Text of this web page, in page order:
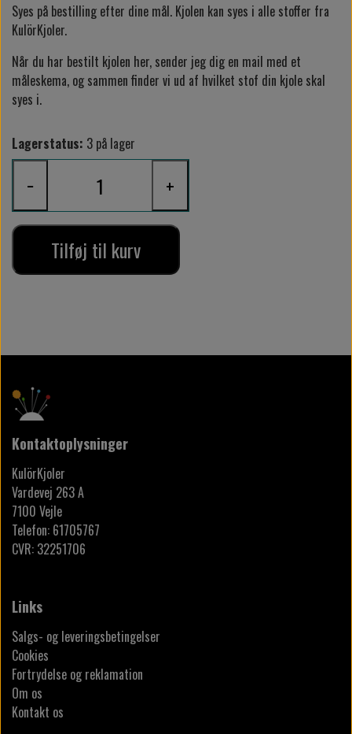
Syes på bestilling efter dine mål. Kjolen kan syes i alle stoffer fra
KulörKjoler.
Når du har bestilt kjolen her, sender jeg dig en mail med et
måleskema, og sammen finder vi ud af hvilket stof din kjole skal
syes i.
Lagerstatus: 3 på lager
− +
Tilføj til kurv
Kontaktoplysninger
KulörKjoler
Vardevej 263 A
7100 Vejle
Telefon: 61705767
CVR: 32251706
Links
Salgs- og leveringsbetingelser
Cookies
Fortrydelse og reklamation
Om os
Kontakt os